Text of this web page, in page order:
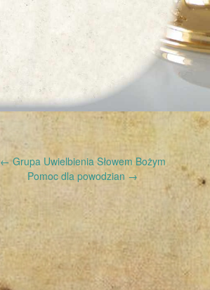
←Grupa Uwielbienia Słowem Bożym
Pomoc dla powodzian →